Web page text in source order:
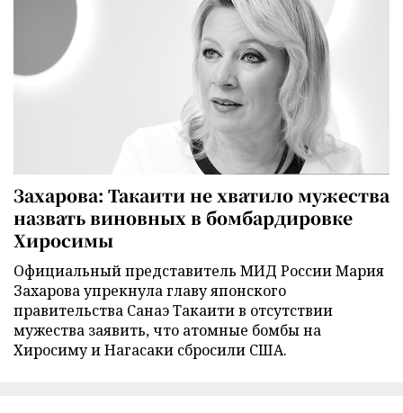
Захарова: Такаити не хватило мужества
назвать виновных в бомбардировке
Хиросимы
Официальный представитель МИД России Мария
Захарова упрекнула главу японского
правительства Санаэ Такаити в отсутствии
мужества заявить, что атомные бомбы на
Хиросиму и Нагасаки сбросили США.